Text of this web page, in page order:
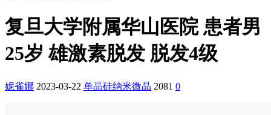
复旦大学附属华山医院 患者男
25岁 雄激素脱发 脱发4级
妮雀娜 2023-03-22 单晶硅纳米微晶 2081 0